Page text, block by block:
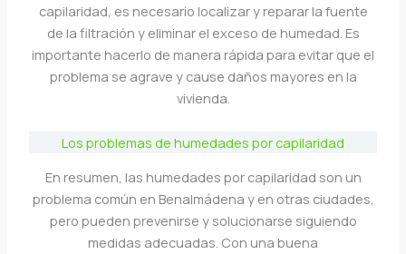
capilaridad, es necesario localizar y reparar la fuente
de la filtración y eliminar el exceso de humedad. Es
importante hacerlo de manera rápida para evitar que el
problema se agrave y cause daños mayores en la
vivienda.
Los problemas de humedades por capilaridad
En resumen, las humedades por capilaridad son un
problema común en Benalmádena y en otras ciudades,
pero pueden prevenirse y solucionarse siguiendo
medidas adecuadas. Con una buena